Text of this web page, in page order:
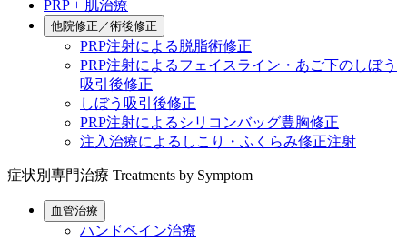
PRP + 肌治療
他院修正／術後修正
PRP注射による脱脂術修正
PRP注射によるフェイスライン・あご下のしぼう
吸引後修正
しぼう吸引後修正
PRP注射によるシリコンバッグ豊胸修正
注入治療によるしこり・ふくらみ修正注射
症状別専門治療 Treatments by Symptom
血管治療
ハンドベイン治療